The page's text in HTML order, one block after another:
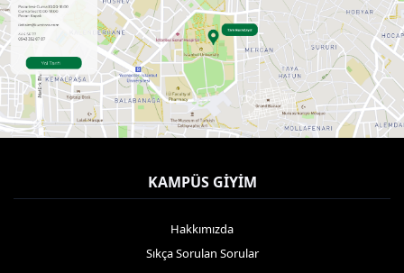
KAMPÜS GIYIM
Hakkımızda
Sıkça Sorulan Sorular